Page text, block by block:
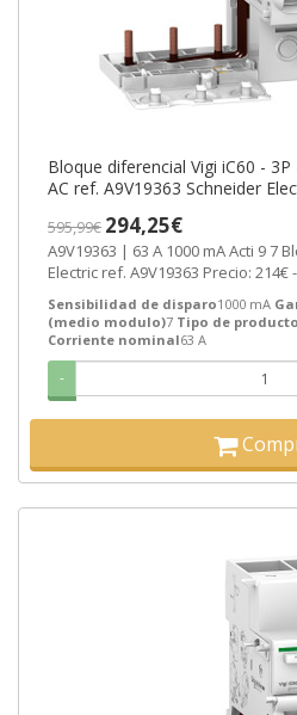
Bloque diferencial Vigi iC60 -
AC ref. A9V19363 Schneider
595,99€ 294,25€
A9V19363 | 63 A 1000 mA Acti 9 7 Bloque Vigi de Schneider
Electric ref. A9V19363 Precio: 214€
Sensibilidad de disparo1000 mA
(medio modulo)7 Tipo de
Corriente nominal63 A
-